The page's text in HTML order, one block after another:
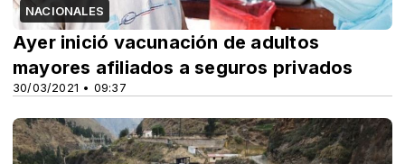
NACIONALES
30/03/2021 • 09:37
Ayer inició vacunación de adultos
mayores afiliados a seguros privados